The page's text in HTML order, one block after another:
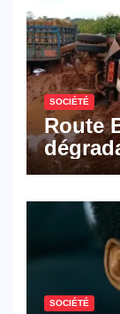
SOCIÉTÉ
Route
les
SOCIÉTÉ